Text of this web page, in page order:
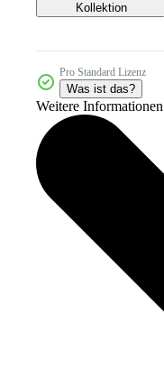
Kollektion
Pro Standard Lizenz
Was ist das?
Weitere Informationen